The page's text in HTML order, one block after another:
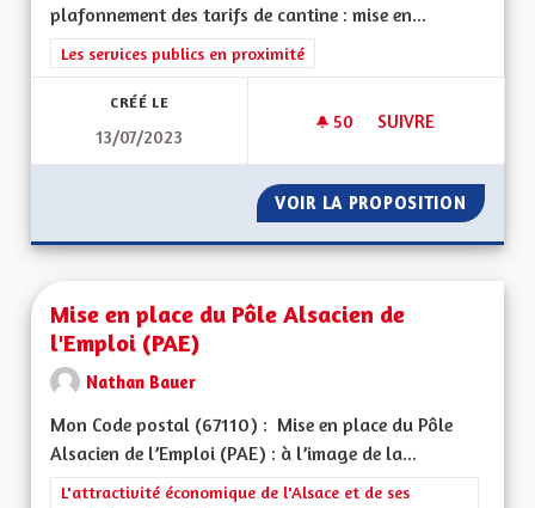
plafonnement des tarifs de cantine : mise en...
Filtrer les résultats de la catégorie : Les services publics en
Les services publics en proximité
CRÉÉ LE
13/07/2023
50 50 ABONNÉS
SUIVRE
VOIR LA PROPOSITION
Mise en place du Pôle Alsacien de
l'Emploi (PAE)
Nathan Bauer
Mon Code postal (67110) : Mise en place du Pôle
Alsacien de l’Emploi (PAE) : à l’image de la...
Filtrer les résultats de la catégorie : L'attractivité
L'attractivité économique de l'Alsace et de ses